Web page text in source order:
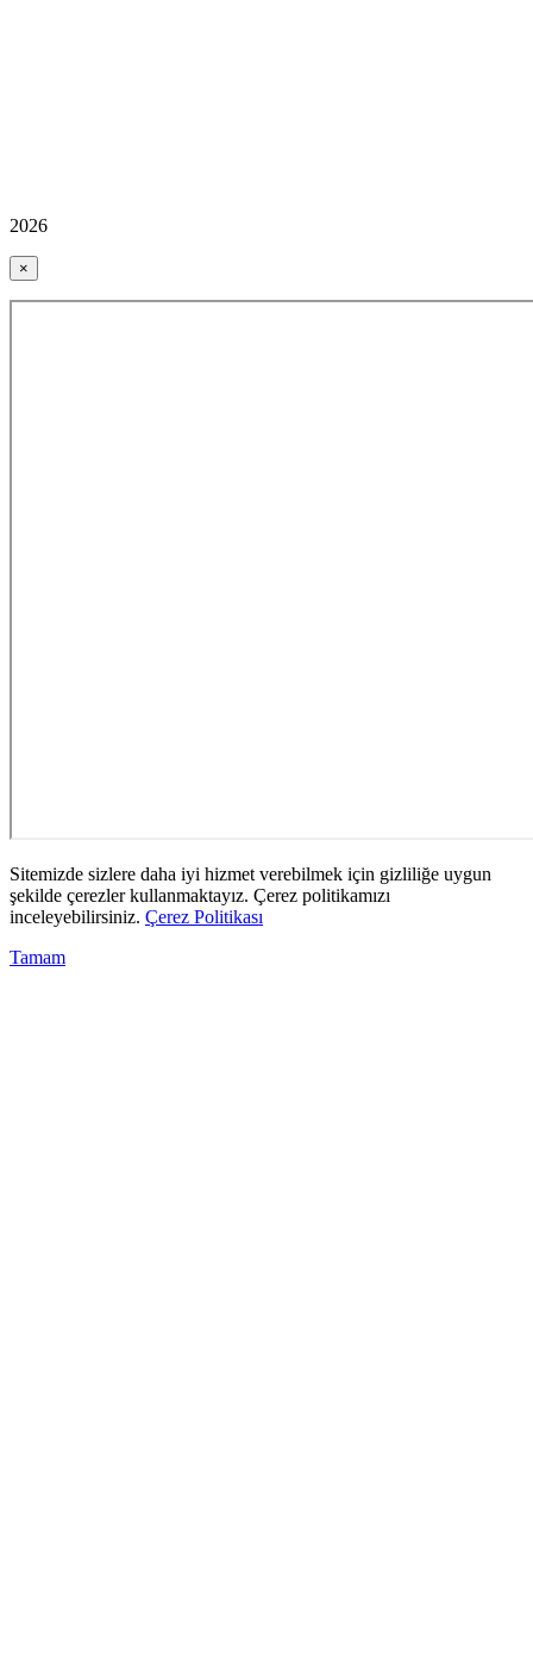
2026
×
Sitemizde sizlere daha iyi hizmet verebilmek için gizliliğe uygun
şekilde çerezler kullanmaktayız. Çerez politikamızı
inceleyebilirsiniz. Çerez Politikası
Tamam